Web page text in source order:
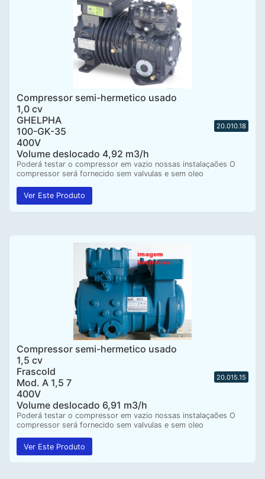
Compressor semi-hermetico usado
1,0 cv
GHELPHA
100-GK-35
400V
Volume deslocado 4,92 m3/h
20.010.18
Poderá testar o compressor em vazio nossas instalaçaões O
compressor será fornecido sem valvulas e sem oleo
Ver Este Produto
Compressor semi-hermetico usado
1,5 cv
Frascold
Mod. A 1,5 7
400V
Volume deslocado 6,91 m3/h
20.015.15
Poderá testar o compressor em vazio nossas instalaçaões O
compressor será fornecido sem valvulas e sem oleo
Ver Este Produto